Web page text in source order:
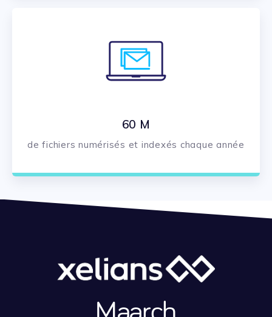
60 M
de fichiers numérisés et​ indexés chaque année​